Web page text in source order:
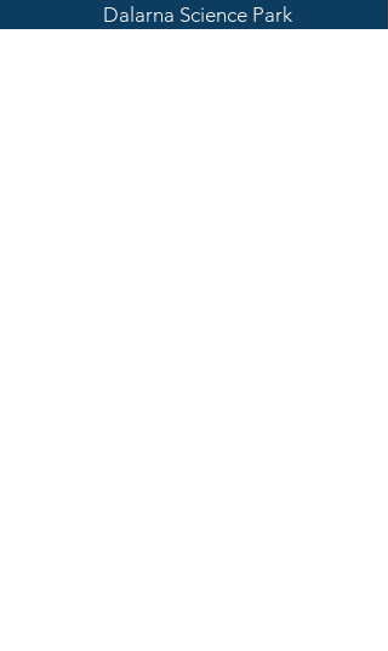
Dalarna Science Park